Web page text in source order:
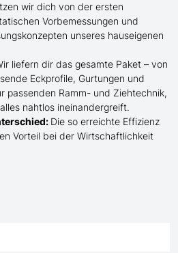
wir dich von der ersten
Vorbemessungen und
unseres hauseigenen
liefern dir das gesamte Paket – von
Eckprofile, Gurtungen und
passenden Ramm- und Ziehtechnik,
alles nahtlos ineinandergreift.
Die so erreichte Effizienz
Vorteil bei der Wirtschaftlichkeit